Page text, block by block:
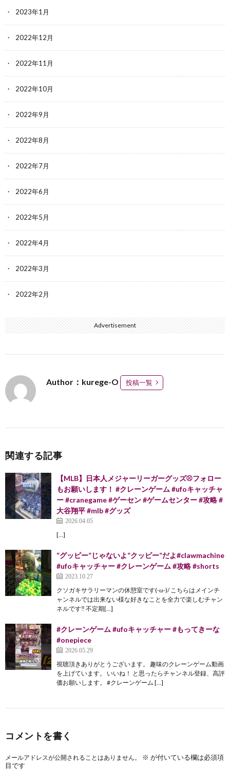
2023年1月
2022年12月
2022年11月
2022年10月
2022年9月
2022年8月
2022年7月
2022年6月
2022年5月
2022年4月
2022年3月
2022年2月
Advertisement
Author：kurege-O 投稿一覧
関連する記事
【MLB】日本人メジャーリーガーグッズ⚾️フォロー
もお願いします！ #クレーンゲーム #ufoキャッチャ
ー #cranegame #ゲーセン #ゲームセンター #攻略 #
大谷翔平 #mlb #グッズ
2026.04.05
[…]
“グッピー”じゃないよ”クッピー”だよ#clawmachine
#ufoキャッチャー #クレーンゲーム #攻略 #shorts
2023.10.27
クソガキサラリーマンの休憩室です(-ω-)/ こちらはメインチ
ャンネルでは出来ない様な好きなことを全力で楽しむチャン
ネルです‼︎ 不定期[…]
#クレーンゲーム #ufoキャッチャー #もってきーな
#onepiece
2026.05.29
視聴頂きありがとうございます。 趣味のクレーンゲーム動画
を上げています。 いいね！ と思ったらチャンネル登録、高評
価お願いします。 #クレーンゲーム […]
コメントを書く
メールアドレスが公開されることはありません。 ※ が付いている欄は必須項
目です